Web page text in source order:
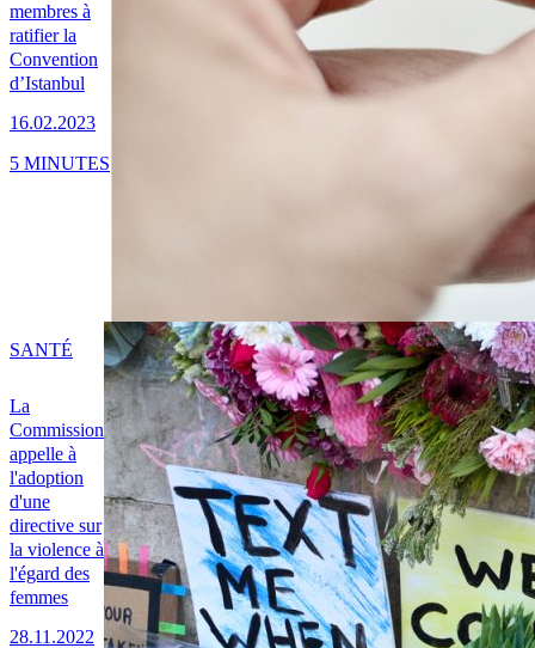
membres à
ratifier la
Convention
d’Istanbul
16.02.2023
5 MINUTES
La
Commission
appelle à
l'adoption
d'une
directive sur
la violence à
l'égard des
femmes
28.11.2022
SANTÉ